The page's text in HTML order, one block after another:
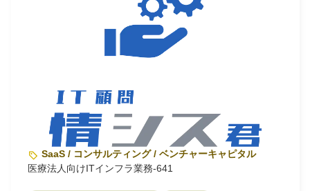
SaaS / コンサルティング / ベンチャーキャピタル
医療法人向けITインフラ業務‐641